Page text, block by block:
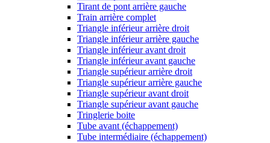
Tirant de pont arrière gauche
Train arrière complet
Triangle inférieur arrière droit
Triangle inférieur arrière gauche
Triangle inférieur avant droit
Triangle inférieur avant gauche
Triangle supérieur arrière droit
Triangle supérieur arrière gauche
Triangle supérieur avant droit
Triangle supérieur avant gauche
Tringlerie boite
Tube avant (échappement)
Tube intermédiaire (échappement)